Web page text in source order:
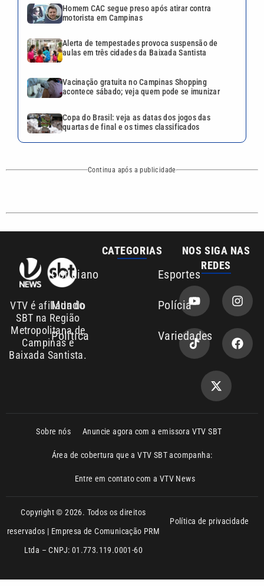
Continua após a publicidade
VTV é afiliada do
SBT na Região
Cotidiano Esportes
Mundo Polícia
REDES
Anuncie agora com a emissora VTV SBT
Área de cobertura que a VTV SBT acompanha:
Entre em contato com a VTV News
Copyright © 2026. Todos os direitos
reservados | Empresa de Comunicação PRM
Política de privacidade